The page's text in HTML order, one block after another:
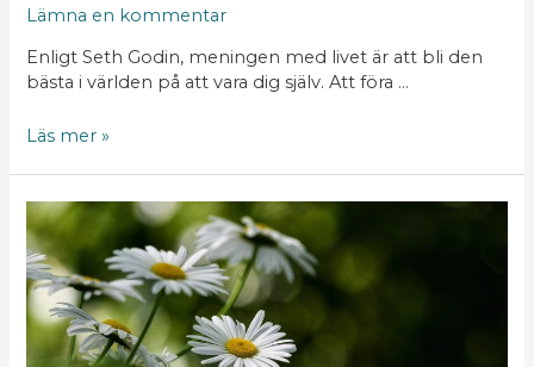
Lämna en kommentar
Enligt Seth Godin, meningen med livet är att bli den
bästa i världen på att vara dig själv. Att föra …
att
dig
själv
Läs mer »
Hur
spenderar
du
dina
dagar?